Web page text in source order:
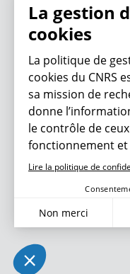
La gestion
cookies
La politique de
cookies du CNRS
sa mission de
donne
le contrôle de
fonctionnement
Lire la politique de
Non merci
Plateforme de
Notre plateforme vous